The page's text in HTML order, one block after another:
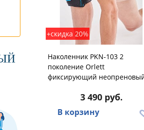
+скидка 20%
Наколенник PKN-103 2
поколение Orlett
фиксирующий
3 490 руб.
В корзину